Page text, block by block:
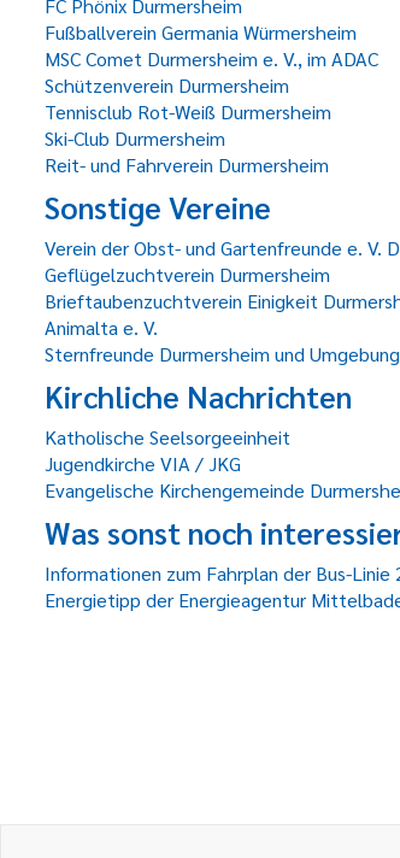
FC Phönix Durmersheim
Fußballverein Germania Würmersheim
MSC Comet Durmersheim e. V., im ADAC
Schützenverein Durmersheim
Tennisclub Rot-Weiß Durmersheim
Ski-Club Durmersheim
Reit- und Fahrverein Durmersheim
Sonstige Vereine
Verein der Obst- und Gartenfreunde e. V.
Geflügelzuchtverein Durmersheim
Brieftaubenzuchtverein Einigkeit
Animalta e. V.
Sternfreunde Durmersheim und Umgebung
Kirchliche Nachrichten
Katholische Seelsorgeeinheit
Jugendkirche VIA / JKG
Evangelische Kirchengemeinde
Was sonst noch
Informationen zum Fahrplan der Bus-
Energietipp der Energieagentur